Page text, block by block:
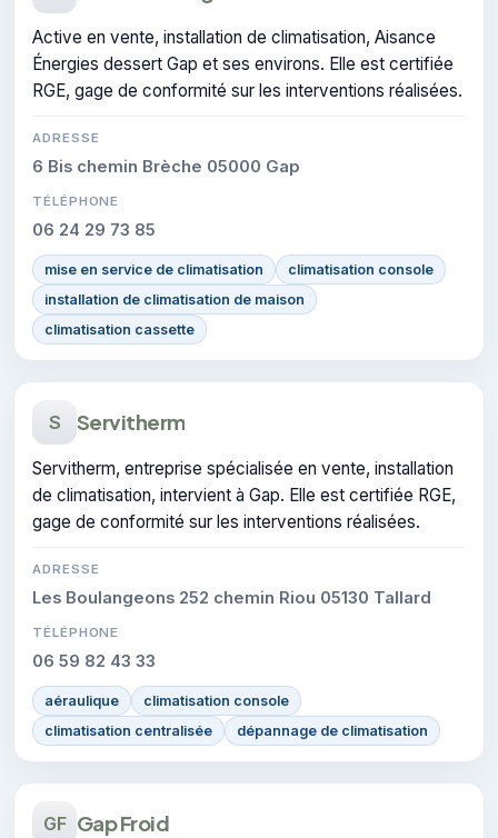
Active en vente, installation de climatisation, Aisance
Énergies dessert Gap et ses environs. Elle est certifiée
RGE, gage de conformité sur les interventions réalisées.
ADRESSE
6 Bis chemin Brèche 05000 Gap
TÉLÉPHONE
06 24 29 73 85
mise en service de climatisation
climatisation console
installation de climatisation de maison
climatisation cassette
S Servitherm
Servitherm, entreprise spécialisée en vente, installation
de climatisation, intervient à Gap. Elle est certifiée RGE,
gage de conformité sur les interventions réalisées.
ADRESSE
Les Boulangeons 252 chemin Riou 05130 Tallard
TÉLÉPHONE
06 59 82 43 33
aéraulique
climatisation console
climatisation centralisée
dépannage de climatisation
GF Gap Froid